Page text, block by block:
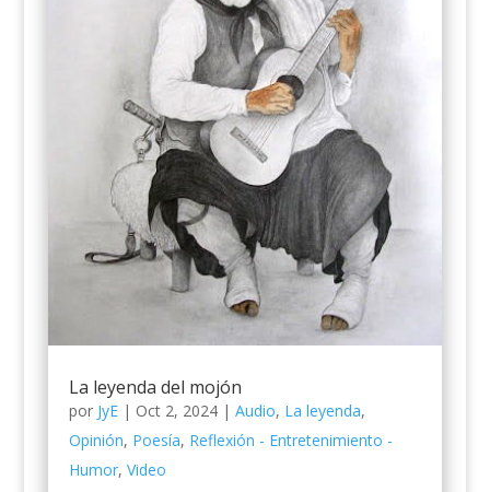
La leyenda del mojón
por JyE| Oct 2, 2024| Audio, La leyenda,
Opinión, Poesía, Reflexión - Entretenimiento -
Humor, Video